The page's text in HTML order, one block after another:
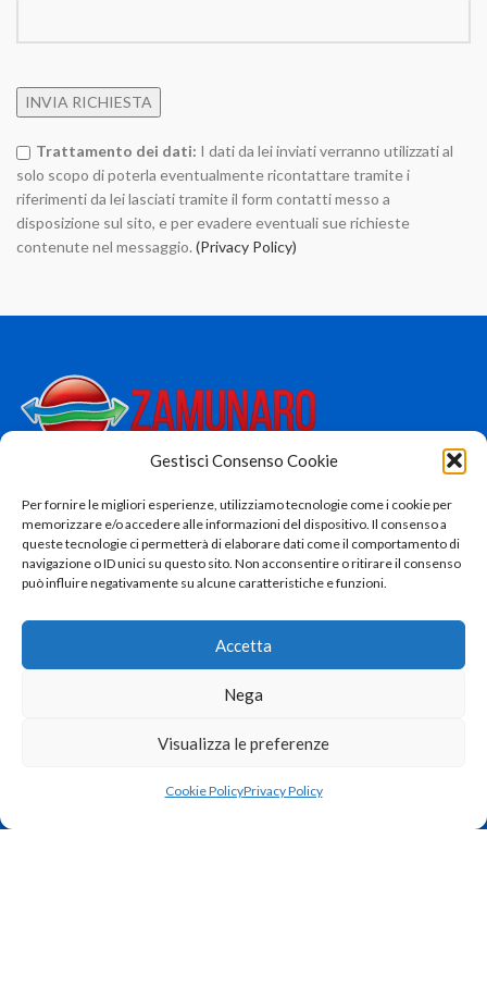
Gestisci Consenso Cookie
Per fornire le migliori esperienze, utilizziamo tecnologie come i cookie per
memorizzare e/o accedere alle informazioni del dispositivo. Il consenso a
queste tecnologie ci permetterà di elaborare dati come il comportamento di
navigazione o ID unici su questo sito. Non acconsentire o ritirare il consenso
può influire negativamente su alcune caratteristiche e funzioni.
Accetta
Nega
Visualizza le preferenze
Cookie PolicyPrivacy Policy
Trattamento dei dati: I dati da lei inviati verranno utilizzati al
solo scopo di poterla eventualmente ricontattare tramite i
riferimenti da lei lasciati tramite il form contatti messo a
disposizione sul sito, e per evadere eventuali sue richieste
contenute nel messaggio. (Privacy Policy)
Strada del Tormeno, 103 – 36100 Vicenza
Tel: 330 967206
Email: info@zamunaro.com
La nostra azienda da oltre 30 anni opera nel campo della “sicurezza